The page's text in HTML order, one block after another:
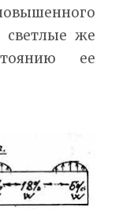
светлые же
ее